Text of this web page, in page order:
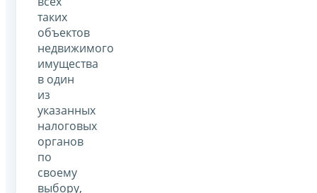
таких
объектов
недвижимого
имущества
в один
из
указанных
налоговых
органов
по
своему
выбору,